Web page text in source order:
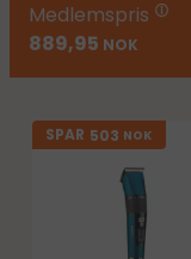
Medlemspris
889,95 NOK
SPAR 503 NOK